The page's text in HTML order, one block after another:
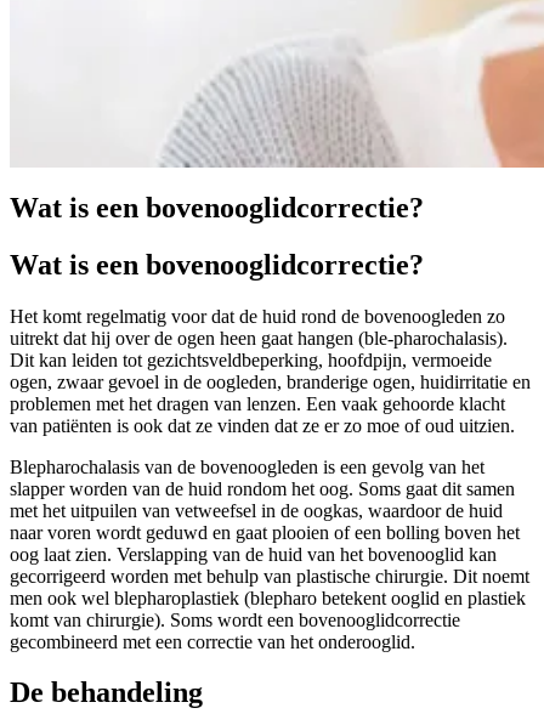
Wat is een bovenooglidcorrectie?
Wat is een bovenooglidcorrectie?
Het komt regelmatig voor dat de huid rond de bovenoogleden zo
uitrekt dat hij over de ogen heen gaat hangen (ble-pharochalasis).
Dit kan leiden tot gezichtsveldbeperking, hoofdpijn, vermoeide
ogen, zwaar gevoel in de oogleden, branderige ogen, huidirritatie en
problemen met het dragen van lenzen. Een vaak gehoorde klacht
van patiënten is ook dat ze vinden dat ze er zo moe of oud uitzien.
Blepharochalasis van de bovenoogleden is een gevolg van het
slapper worden van de huid rondom het oog. Soms gaat dit samen
met het uitpuilen van vetweefsel in de oogkas, waardoor de huid
naar voren wordt geduwd en gaat plooien of een bolling boven het
oog laat zien. Verslapping van de huid van het bovenooglid kan
gecorrigeerd worden met behulp van plastische chirurgie. Dit noemt
men ook wel blepharoplastiek (blepharo betekent ooglid en plastiek
komt van chirurgie). Soms wordt een bovenooglidcorrectie
gecombineerd met een correctie van het onderooglid.
De behandeling